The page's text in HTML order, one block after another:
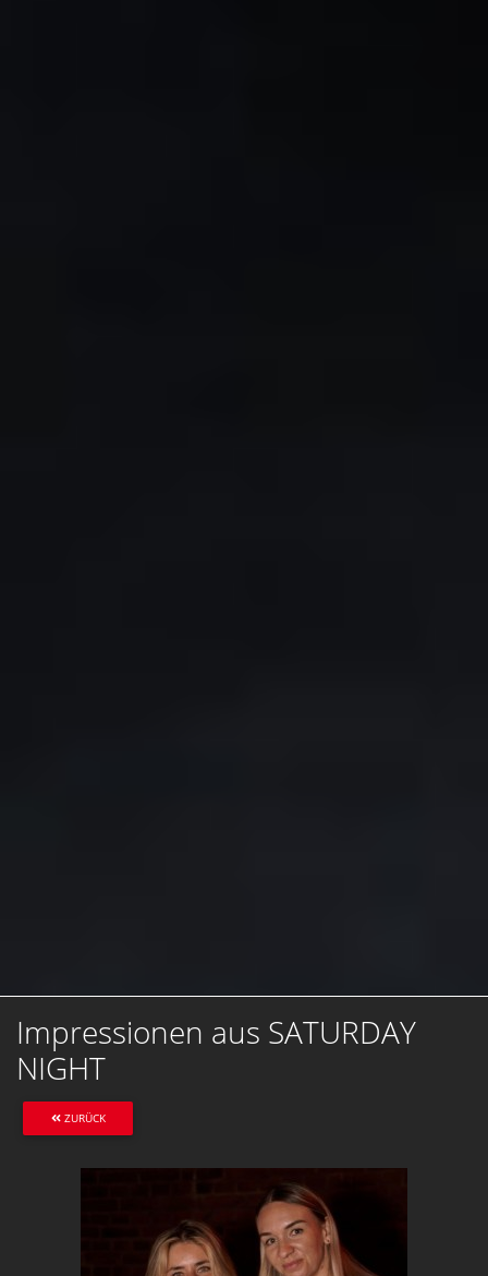
Impressionen aus SATURDAY
NIGHT
ZURÜCK